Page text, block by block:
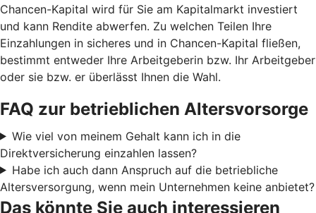
Chancen-Kapital wird für Sie am Kapitalmarkt investiert
und kann Rendite abwerfen. Zu welchen Teilen Ihre
Einzahlungen in sicheres und in Chancen-Kapital fließen,
bestimmt entweder Ihre Arbeitgeberin bzw. Ihr Arbeitgeber
oder sie bzw. er überlässt Ihnen die Wahl.
FAQ zur betrieblichen Altersvorsorge
Wie viel von meinem Gehalt kann ich in die
Direktversicherung einzahlen lassen?
Habe ich auch dann Anspruch auf die betriebliche
Altersversorgung, wenn mein Unternehmen keine anbietet?
Das könnte Sie auch interessieren